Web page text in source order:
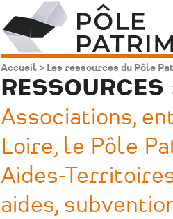
Pôle
Patrimoine
Fil
d'Ariane
Accueil Les ressources du Pôle
Associations,
Loire, le Pôle
Aides-
aides,